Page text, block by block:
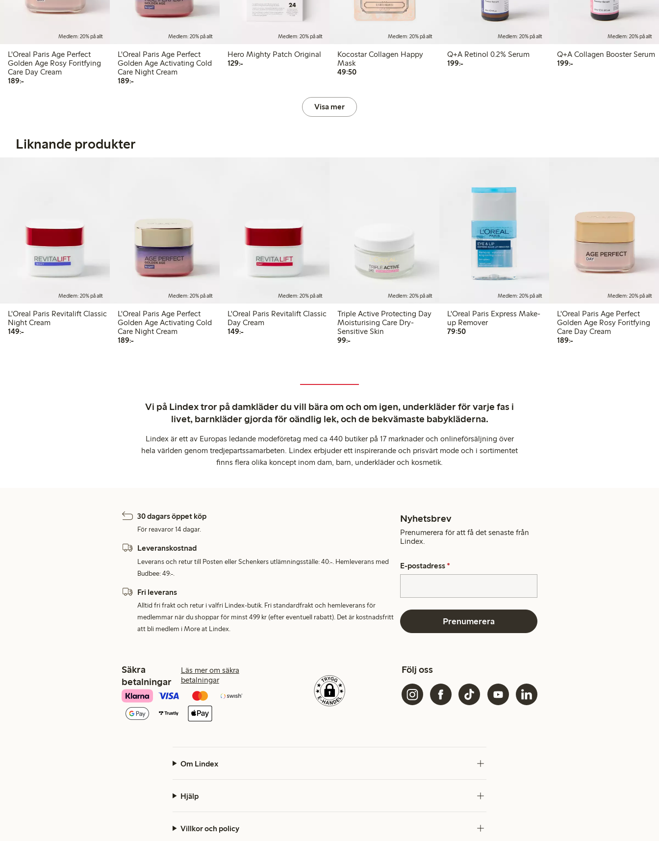
Medlem: 20% på allt
L'Oreal Paris Age Perfect
Golden Age Rosy Foritfying
Care Day Cream
189:-189,00 kr
Medlem: 20% på allt
L'Oreal Paris Age Perfect
Golden Age Activating Cold
Care Night Cream
189:-189,00 kr
Medlem: 20% på allt
Hero Mighty Patch Original
129:-129,00 kr
Medlem: 20% på allt
Kocostar Collagen Happy
Mask
49:5049,50 kr
Medlem: 20% på allt
Q+A Retinol 0.2% Serum
199:-199,00 kr
Medlem: 20% på allt
Q+A Collagen Booster Serum
199:-199,00 kr
Visa mer
Liknande produkter
Medlem: 20% på allt
L'Oreal Paris Revitalift Classic
Night Cream
149:-149,00 kr
Medlem: 20% på allt
L'Oreal Paris Age Perfect
Golden Age Activating Cold
Care Night Cream
189:-189,00 kr
Medlem: 20% på allt
L'Oreal Paris Revitalift Classic
Day Cream
149:-149,00 kr
Medlem: 20% på allt
Triple Active Protecting Day
Moisturising Care Dry-
Sensitive Skin
99:-99,00 kr
Medlem: 20% på allt
L'Oreal Paris Express Make-
up Remover
79:5079,50 kr
Medlem: 20% på allt
L'Oreal Paris Age Perfect
Golden Age Rosy Foritfying
Care Day Cream
189:-189,00 kr
Vi på Lindex tror på damkläder du vill bära om och om igen, underkläder för varje fas i
livet, barnkläder gjorda för oändlig lek, och de bekvämaste babykläderna.
Lindex är ett av Europas ledande modeföretag med ca 440 butiker på 17 marknader och onlineförsäljning över
hela världen genom tredjepartssamarbeten. Lindex erbjuder ett inspirerande och prisvärt mode och i sortimentet
finns flera olika koncept inom dam, barn, underkläder och kosmetik.
30 dagars öppet köp
För reavaror 14 dagar.
Leveranskostnad
Leverans och retur till Posten eller Schenkers utlämningsställe: 40:-. Hemleverans med
Budbee: 49:-.
Fri leverans
Alltid fri frakt och retur i valfri Lindex-butik. Fri standardfrakt och hemleverans för
medlemmar när du shoppar för minst 499 kr (efter eventuell rabatt). Det är kostnadsfritt
att bli medlem i More at Lindex.
Nyhetsbrev
Prenumerera för att få det senaste från
Lindex.
E-postadress *
Prenumerera
Säkra
betalningar
Läs mer om säkra
betalningar
Följ oss
Om Lindex
Hjälp
Villkor och policy